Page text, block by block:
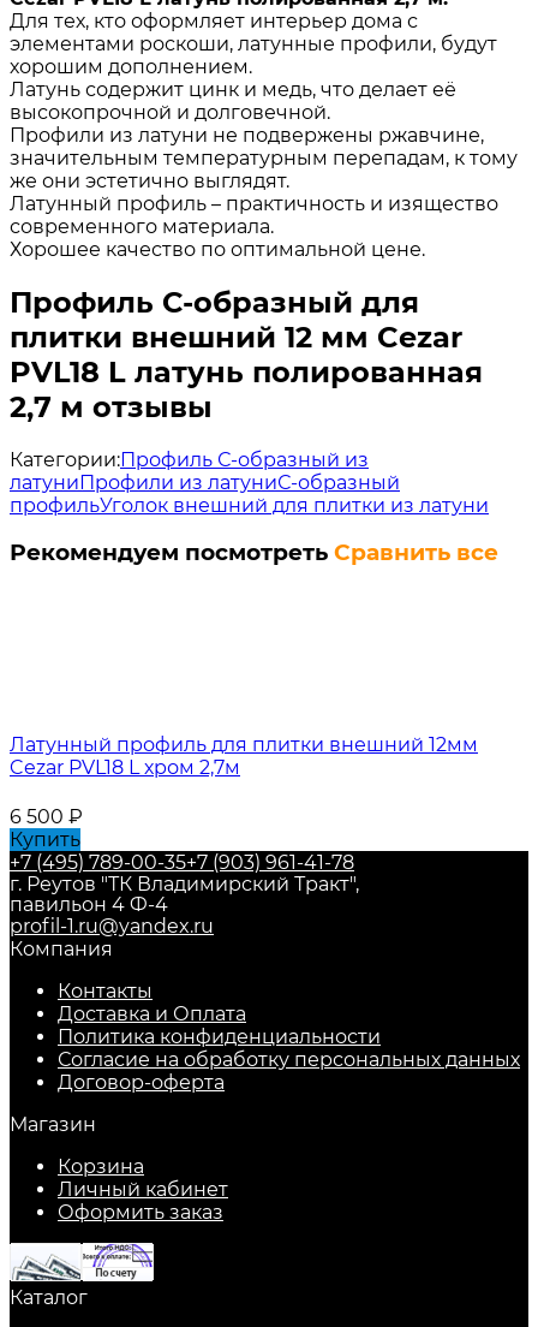
Для тех, кто оформляет интерьер дома с
элементами роскоши, латунные профили, будут
хорошим дополнением.
Латунь содержит цинк и медь, что делает её
высокопрочной и долговечной.
Профили из латуни не подвержены ржавчине,
значительным температурным перепадам, к тому
же они эстетично выглядят.
Латунный профиль – практичность и изящество
современного материала.
Хорошее качество по оптимальной цене.
Профиль С-образный для
плитки внешний 12 мм Cezar
PVL18 L латунь полированная
2,7 м отзывы
Категории:Профиль С-образный из
латуниПрофили из латуниС-образный
профильУголок внешний для плитки из латуни
Рекомендуем посмотреть Сравнить все
Латунный профиль для плитки внешний 12мм
Cezar PVL18 L хром 2,7м
6 500 ₽
Купить
+7 (495) 789-00-35+7 (903) 961-41-78
г. Реутов "ТК Владимирский Тракт",
павильон 4 Ф-4
profil-1.ru@yandex.ru
Компания
Контакты
Доставка и Оплата
Политика конфиденциальности
Согласие на обработку персональных данных
Договор-оферта
Магазин
Корзина
Личный кабинет
Оформить заказ
Каталог